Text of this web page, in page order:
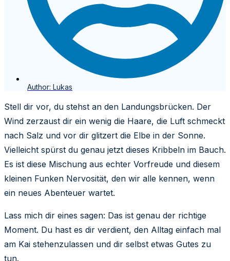
Author: Lukas
Stell dir vor, du stehst an den Landungsbrücken. Der
Wind zerzaust dir ein wenig die Haare, die Luft schmeckt
nach Salz und vor dir glitzert die Elbe in der Sonne.
Vielleicht spürst du genau jetzt dieses Kribbeln im Bauch.
Es ist diese Mischung aus echter Vorfreude und diesem
kleinen Funken Nervosität, den wir alle kennen, wenn
ein neues Abenteuer wartet.
Lass mich dir eines sagen: Das ist genau der richtige
Moment. Du hast es dir verdient, den Alltag einfach mal
am Kai stehenzulassen und dir selbst etwas Gutes zu
tun.